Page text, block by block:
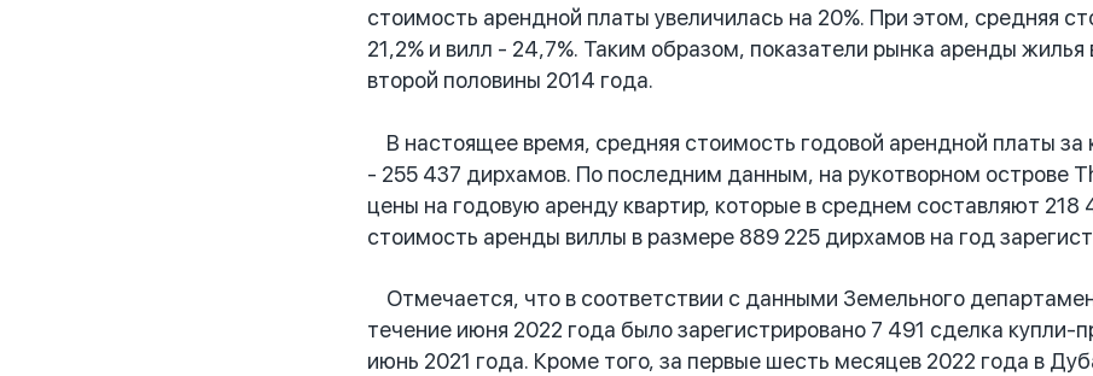
стоимость арендной платы увеличилась на 20%. При этом, средняя
21,2% и вилл - 24,7%. Таким образом, показатели рынка аренды
второй половины 2014 года.
В настоящее время, средняя стоимость годовой арендной платы за
- 255 437 дирхамов. По последним данным, на рукотворном острове
цены на годовую аренду квартир, которые в среднем составляют
стоимость аренды виллы в размере 889 225 дирхамов на год
Отмечается, что в соответствии с данными Земельного
течение июня 2022 года было зарегистрировано 7 491 сделка купли-
июнь 2021 года. Кроме того, за первые шесть месяцев 2022 года в